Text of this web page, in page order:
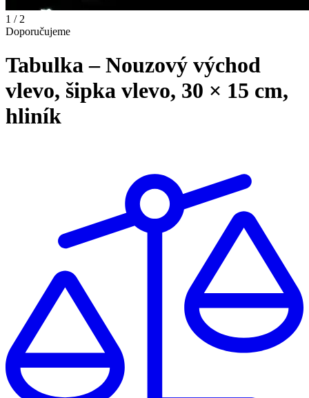
1 / 2
Doporučujeme
Tabulka – Nouzový východ
vlevo, šipka vlevo, 30 × 15 cm,
hliník